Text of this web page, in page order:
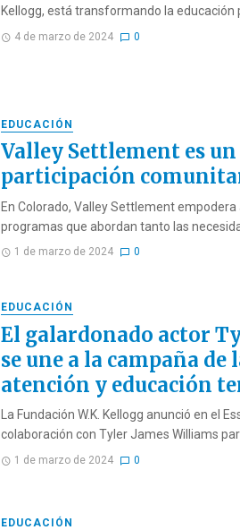
Kellogg, está transformando la educación
4 de marzo de 2024 0
EDUCACIÓN
Valley Settlement es
participación
En Colorado, Valley Settlement
programas que abordan tanto las
1 de marzo de 2024 0
EDUCACIÓN
El galardonado actor
se une a la campaña de
atención y educación
La Fundación W.K. Kellogg anunció en el
colaboración con Tyler James Williams
1 de marzo de 2024 0
EDUCACIÓN